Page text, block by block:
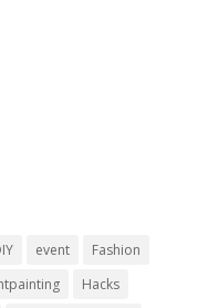
event
Fashion
Hacks